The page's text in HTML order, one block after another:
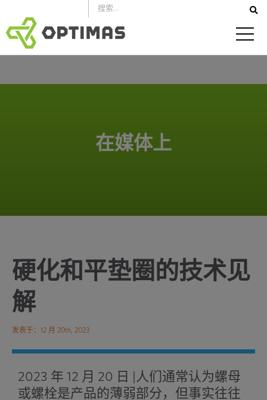
到
内
容
在媒体上
硬化和平垫圈的技术见
解
发表于：12 月 20th, 2023
2023 年 12 月 20 日 |人们通常认为螺母
或螺栓是产品的薄弱部分，但事实往往